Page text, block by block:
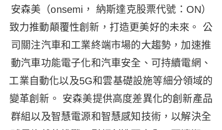
安森美（onsemi， 納斯達克股票代號：ON）
致力推動顛覆性創新，打造更美好的未來。 公
司關注汽車和工業終端市場的大趨勢，加速推
動汽車功能電子化和汽車安全、可持續電網、
工業自動化以及5G和雲基礎設施等細分領域的
變革創新。 安森美提供高度差異化的創新產品
群組以及智慧電源和智慧感知技術，以解決全